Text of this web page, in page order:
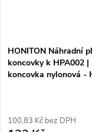
HONITON Náhradní
koncovky k HPA002 |
koncovka nylonová -
100,83 Kč bez DPH